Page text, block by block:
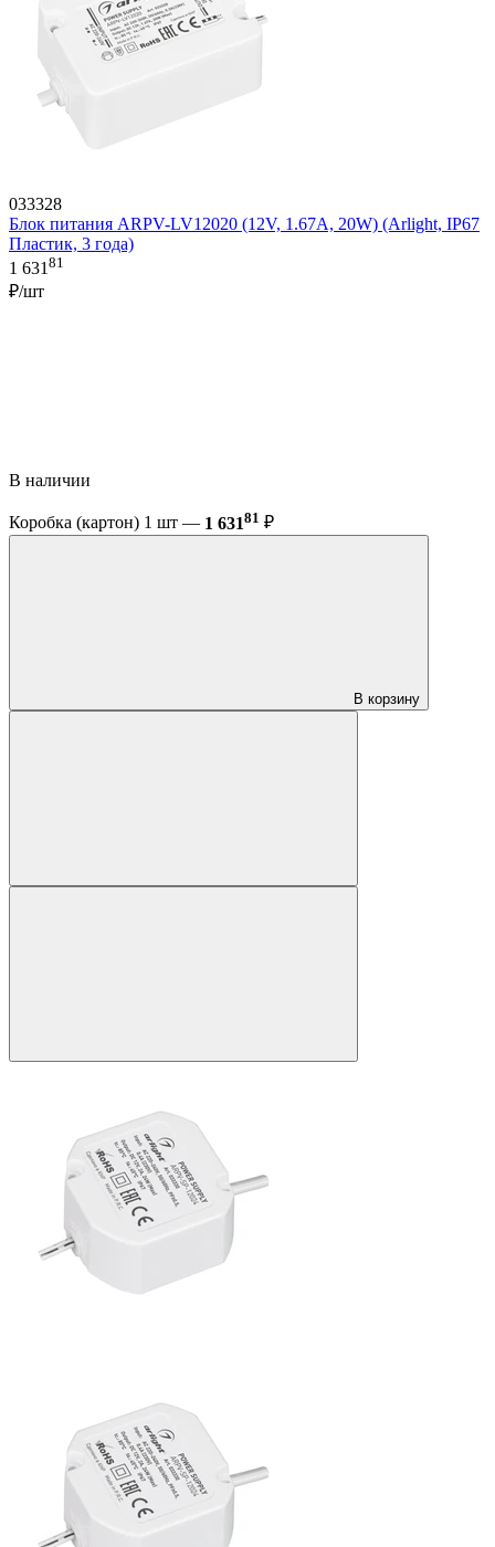
033328
Блок питания ARPV-LV12020 (12V, 1.67A, 20W) (Arlight, IP67
Пластик, 3 года)
1 63181
₽/шт
В наличии
Коробка (картон) 1 шт — 1 63181 ₽
В корзину